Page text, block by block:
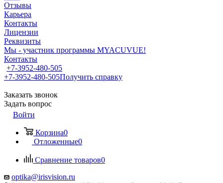
Отзывы
Карьера
Контакты
Лицензии
Реквизиты
Мы - участник программы MYACUVUE!
Контакты
+7-3952-480-505
+7-3952-480-505Получить справку
Заказать звонок
Задать вопрос
Войти
Корзина0
Отложенные0
Сравнение товаров0
optika@irisvision.ru